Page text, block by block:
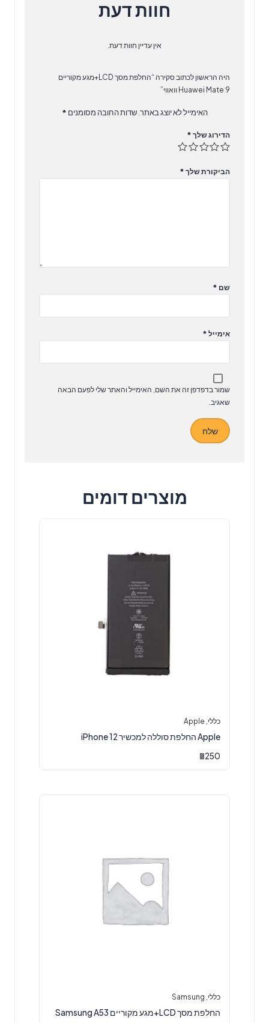
חוות דעת
אין עדיין חוות דעת.
היה הראשון לכתוב סקירה “החלפת מסך LCD+מגע מקוריים
Huawei Mate 9 וואווי”
האימייל לא יוצג באתר. שדות החובה מסומנים *
הדירוג שלך *
הביקורת שלך *
שם *
אימייל *
שמור בדפדפן זה את השם, האימייל והאתר שלי לפעם הבאה
שאגיב.
מוצרים דומים
כללי Apple
Apple החלפת סוללה למכשיר iPhone 12
₪250
כללי Samsung
החלפת מסך LCD+מגע מקוריים Samsung A53